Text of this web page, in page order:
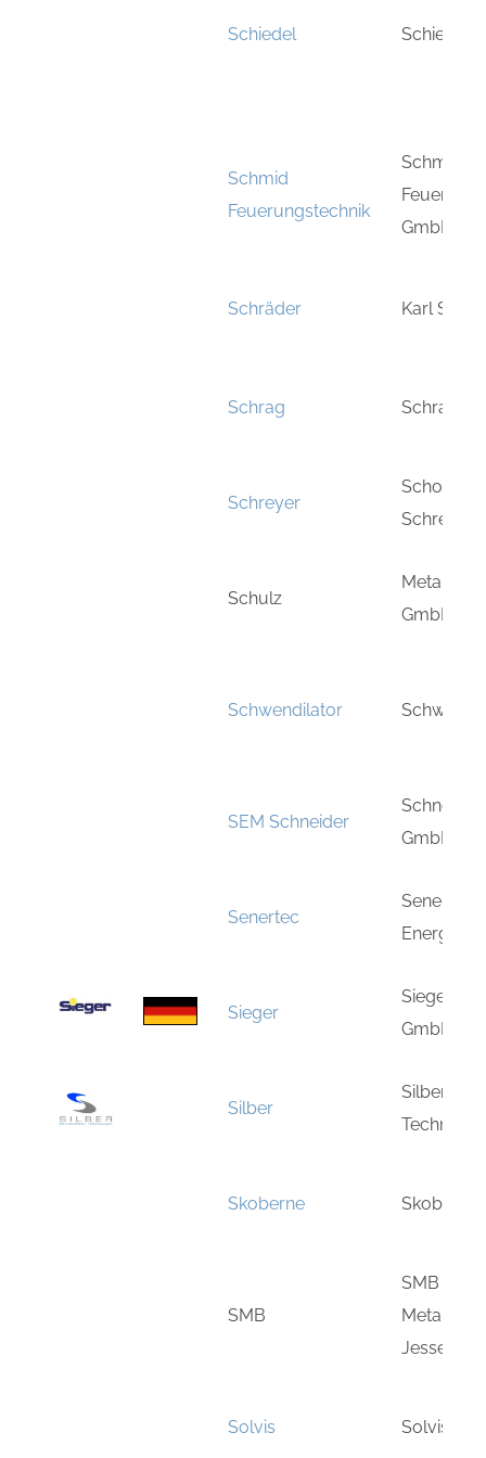
Schiedel Schiedel
Schmid
Feuerungstechnik
Schmid
GmbH
Schräder Karl
Schrag Schrag
Schreyer
Schreyer
Schulz
Metallbau
GmbH
Schwendilator
SEM Schneider
GmbH &
Senertec
Senertec
Sieger
Sieger
GmbH
Silber
Silber
Skoberne Skoberne
SMB
SMB
Jessen
Solvis Solvis